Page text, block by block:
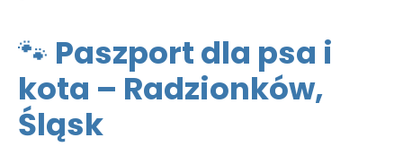
🐾 Paszport dla psa i
kota – Radzionków,
Śląsk